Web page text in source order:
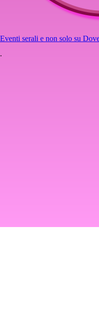
Eventi serali e non solo su
.